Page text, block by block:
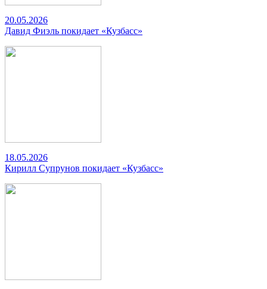
20.05.2026
Давид Фиэль покидает «Кузбасс»
18.05.2026
Кирилл Супрунов покидает «Кузбасс»